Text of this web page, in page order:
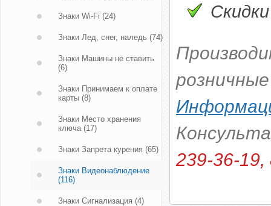
Скидки
239-36-19,
Знаки Wi-Fi (24)
Знаки Лед, снег, наледь (74)
Знаки Машины не ставить
(6)
Знаки Принимаем к оплате
карты (8)
Знаки Место хранения
ключа(17)
Знаки Запрета курения (65)
Знаки Видеонаблюдение
(116)
Знаки Сигнализация (4)